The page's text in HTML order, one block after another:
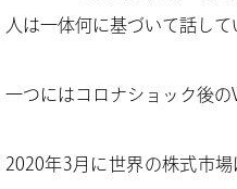
人は一体何に基づいて話して
一つにはコロナショック後の
2020年3月に世界の株式市